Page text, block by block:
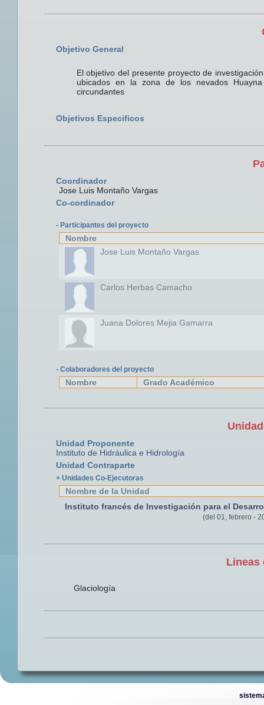
Objetivo General
El objetivo del presente proyecto de
ubicados en la zona de los nevados
circundantes
Objetivos Especificos
Coordinador
Jose Luis Montaño Vargas
Co-cordinador
- Participantes del proyecto
Nombre
Jose Luis Montaño Vargas
Carlos Herbas Camacho
Juana Dolores Mejia Gamarra
- Colaboradores del proyecto
Nombre Grado Académico
Unidad Proponente
Instituto de Hidráulica e Hidrología
Unidad Contraparte
+ Unidades Co-Ejecutoras
Nombre de la Unidad
Instituto francés de Investigación para el
(del 01, febrero -
Lineas
Glaciología